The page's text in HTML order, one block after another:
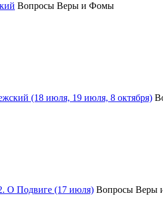
Вопросы Веры и Фомы
(18 июля, 19 июля, 8 октября)
О Подвиге (17 июля) Вопросы Веры